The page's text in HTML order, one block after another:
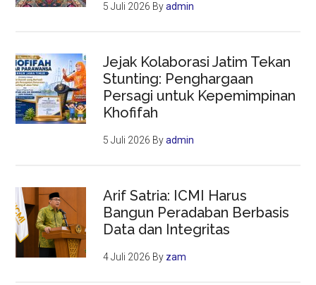
5 Juli 2026 Byadmin
Jejak Kolaborasi Jatim Tekan
Stunting: Penghargaan
Persagi untuk Kepemimpinan
Khofifah
5 Juli 2026 Byadmin
Arif Satria: ICMI Harus
Bangun Peradaban Berbasis
Data dan Integritas
4 Juli 2026 By zam